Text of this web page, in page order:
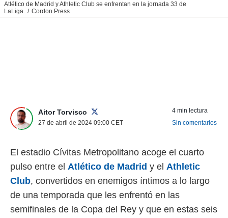
la
todas
y
en
más
y
Atlético de Madrid y Athletic Club se enfrentan en la jornada 33 de
LaLiga.
Cordon Press
Aitor Torvisco
27 de abril de 2024 09:00 CET
4 min lectura
Sin comentarios
El estadio Cívitas Metropolitano acoge el cuarto
pulso entre el Atlético de Madrid y el Athletic
Club, convertidos en enemigos íntimos a lo largo
de una temporada que les enfrentó en las
semifinales de la Copa del Rey y que en estas seis